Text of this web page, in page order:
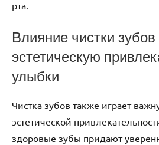
рта.
Влияние чистки
эстетическую
улыбки
Чистка зубов также играет
эстетической
здоровые зубы придают